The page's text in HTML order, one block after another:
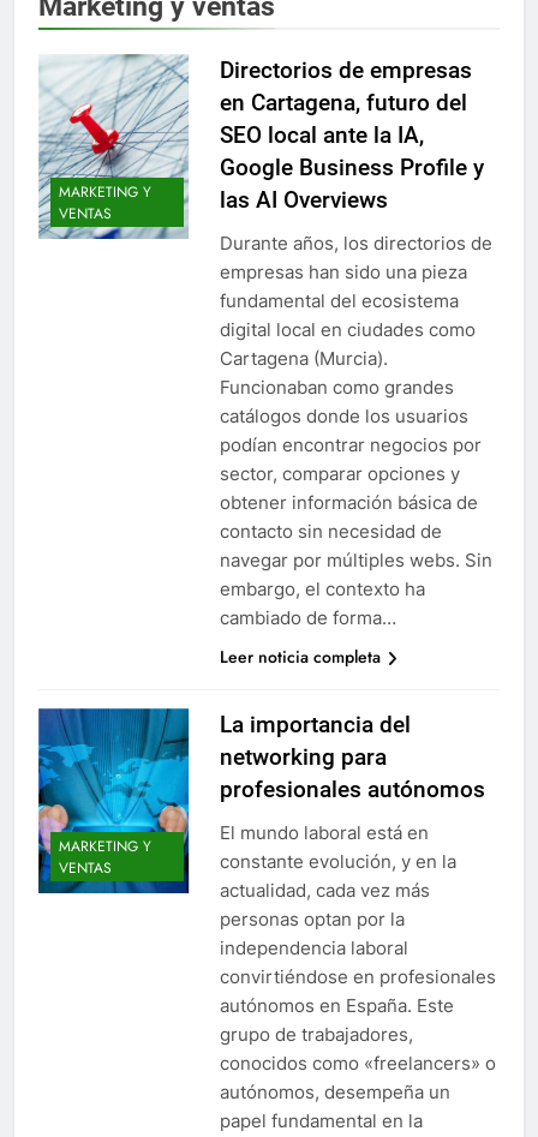
MARKETING Y
VENTAS
Directorios de empresas
en Cartagena, futuro del
SEO local ante la IA,
Google Business Profile y
las AI Overviews
Durante años, los directorios de
empresas han sido una pieza
fundamental del ecosistema
digital local en ciudades como
Cartagena (Murcia).
Funcionaban como grandes
catálogos donde los usuarios
podían encontrar negocios por
sector, comparar opciones y
obtener información básica de
contacto sin necesidad de
navegar por múltiples webs. Sin
embargo, el contexto ha
cambiado de forma…
Leer noticia completa
MARKETING Y
VENTAS
La importancia del
networking para
profesionales autónomos
El mundo laboral está en
constante evolución, y en la
actualidad, cada vez más
personas optan por la
independencia laboral
convirtiéndose en profesionales
autónomos en España. Este
grupo de trabajadores,
conocidos como «freelancers» o
autónomos, desempeña un
papel fundamental en la